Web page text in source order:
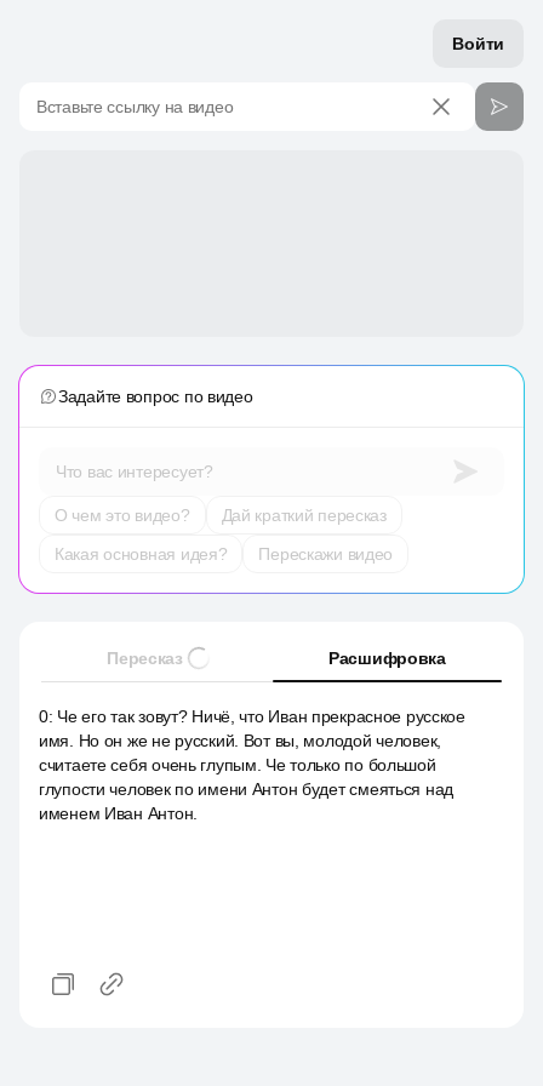
Войти
Вставьте ссылку на видео
Задайте вопрос по видео
Что вас интересует?
О чем это видео?
Дай краткий пересказ
Какая основная идея?
Перескажи видео
Пересказ Расшифровка
0: Че его так зовут? Ничё, что Иван прекрасное русское
имя. Но он же не русский. Вот вы, молодой человек,
считаете себя очень глупым. Че только по большой
глупости человек по имени Антон будет смеяться над
именем Иван Антон.